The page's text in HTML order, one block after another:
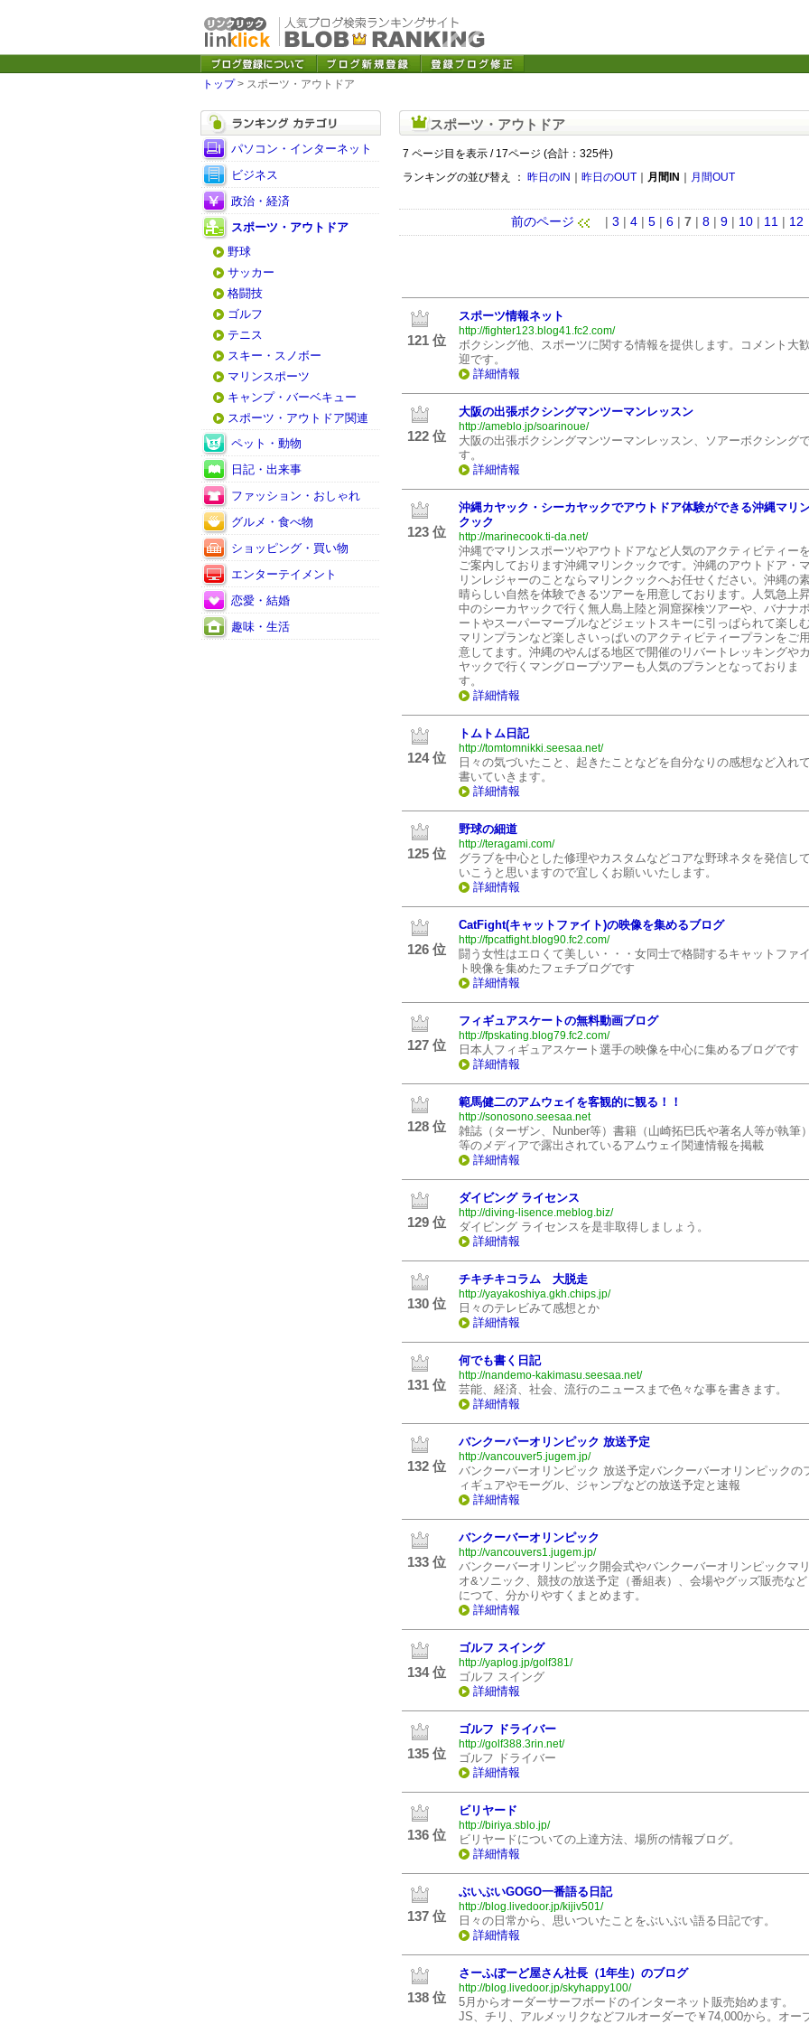
トップ> スポーツ・アウトドア
パソコン・インターネット
ビジネス
政治・経済
スポーツ・アウトドア
野球
サッカー
格闘技
ゴルフ
テニス
スキー・スノボー
マリンスポーツ
キャンプ・バーベキュー
スポーツ・アウトドア関連
ペット・動物
日記・出来事
ファッション・おしゃれ
グルメ・食べ物
ショッピング・買い物
エンターテイメント
恋愛・結婚
趣味・生活
スポーツ・アウトドア
7 ページ目を表示 / 17ページ (合計：325件)
ランキングの並び替え ： 昨日のIN 昨日のOUT 月間IN
月間OUT
前のページ | 3 | 4 | 5 | 6 | 7 | 8 | 9 | 10 | 11 | 12
121 位
スポーツ情報ネット
http://fighter123.blog41.fc2.com/
ボクシング他、スポーツに関する情報を提供します。コメント大歓
迎です。
詳細情報
122 位
大阪の出張ボクシングマンツーマンレッスン
http://ameblo.jp/soarinoue/
大阪の出張ボクシングマンツーマンレッスン、ソアーボクシング
す。
詳細情報
123 位
沖縄カヤック・シーカヤックでアウトドア体験ができる沖縄マリ
クック
http://marinecook.ti-da.net/
沖縄でマリンスポーツやアウトドアなど人気のアクティビティーを
ご案内しております沖縄マリンクックです。沖縄のアウトドア・マ
リンレジャーのことならマリンクックへお任せください。沖縄の
晴らしい自然を体験できるツアーを用意しております。人気急上
中のシーカヤックで行く無人島上陸と洞窟探検ツアーや、バナナボ
ートやスーパーマーブルなどジェットスキーに引っぱられて楽しむ
マリンプランなど楽しさいっぱいのアクティビティープランをご用
意してます。沖縄のやんばる地区で開催のリバートレッキングやカ
ヤックで行くマングローブツアーも人気のプランとなっておりま
す。
詳細情報
124 位
トムトム日記
http://tomtomnikki.seesaa.net/
日々の気づいたこと、起きたことなどを自分なりの感想など入れて
書いていきます。
詳細情報
125 位
野球の細道
http://teragami.com/
グラブを中心とした修理やカスタムなどコアな野球ネタを発信して
いこうと思いますので宜しくお願いいたします。
詳細情報
126 位
CatFight(キャットファイト)の映像を集めるブログ
http://fpcatfight.blog90.fc2.com/
闘う女性はエロくて美しい・・・女同士で格闘するキャットファイ
ト映像を集めたフェチブログです
詳細情報
127 位
フィギュアスケートの無料動画ブログ
http://fpskating.blog79.fc2.com/
日本人フィギュアスケート選手の映像を中心に集めるブログです
詳細情報
128 位
範馬健二のアムウェイを客観的に観る！！
http://sonosono.seesaa.net
雑誌（ターザン、Nunber等）書籍（山崎拓巳氏や著名人等が執筆）
等のメディアで露出されているアムウェイ関連情報を掲載
詳細情報
129 位
ダイビング ライセンス
http://diving-lisence.meblog.biz/
ダイビング ライセンスを是非取得しましょう。
詳細情報
130 位
チキチキコラム 大脱走
http://yayakoshiya.gkh.chips.jp/
日々のテレビみて感想とか
詳細情報
131 位
何でも書く日記
http://nandemo-kakimasu.seesaa.net/
芸能、経済、社会、流行のニュースまで色々な事を書きます。
詳細情報
132 位
バンクーバーオリンピック 放送予定
http://vancouver5.jugem.jp/
バンクーバーオリンピック 放送予定バンクーバーオリンピックの
ィギュアやモーグル、ジャンプなどの放送予定と速報
詳細情報
133 位
バンクーバーオリンピック
http://vancouvers1.jugem.jp/
バンクーバーオリンピック開会式やバンクーバーオリンピックマリ
オ&ソニック、競技の放送予定（番組表）、会場やグッズ販売など
につて、分かりやすくまとめます。
詳細情報
134 位
ゴルフ スイング
http://yaplog.jp/golf381/
ゴルフ スイング
詳細情報
135 位
ゴルフ ドライバー
http://golf388.3rin.net/
ゴルフ ドライバー
詳細情報
136 位
ビリヤード
http://biriya.sblo.jp/
ビリヤードについての上達方法、場所の情報ブログ。
詳細情報
137 位
ぶいぶいGOGO一番語る日記
http://blog.livedoor.jp/kijiv501/
日々の日常から、思いついたことをぶいぶい語る日記です。
詳細情報
138 位
さーふぼーど屋さん社長（1年生）のブログ
http://blog.livedoor.jp/skyhappy100/
5月からオーダーサーフボードのインターネット販売始めます。
JS、チリ、アルメッリクなどフルオーダーで￥74,000から。オー